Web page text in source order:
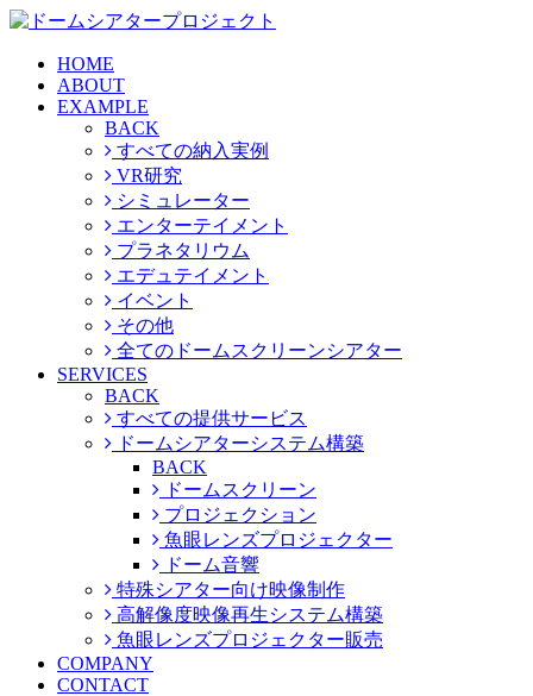
HOME
ABOUT
EXAMPLE
BACK
すべての納入実例
VR研究
シミュレーター
エンターテイメント
プラネタリウム
エデュテイメント
イベント
その他
全てのドームスクリーンシアター
SERVICES
BACK
すべての提供サービス
ドームシアターシステム構築
BACK
ドームスクリーン
プロジェクション
魚眼レンズプロジェクター
ドーム音響
特殊シアター向け映像制作
高解像度映像再生システム構築
魚眼レンズプロジェクター販売
COMPANY
CONTACT